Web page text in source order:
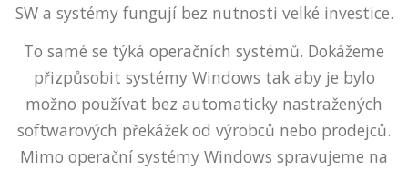
SW a systémy fungují bez nutnosti velké investice.
To samé se týká operačních systémů. Dokážeme
přizpůsobit systémy Windows tak aby je bylo
možno používat bez automaticky nastražených
softwarových překážek od výrobců nebo prodejců.
Mimo operační systémy Windows spravujeme na